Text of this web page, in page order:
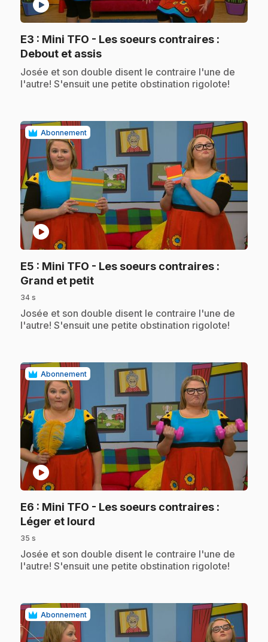
play_circle
E3 : Mini TFO - Les soeurs contraires :
Debout et assis.
.Josée et son double disent le contraire l'une de
l'autre! S'ensuit une petite obstination rigolote!
Abonnement
play_circle
E5 : Mini TFO - Les soeurs contraires :
Grand et petit.
34 s
.Josée et son double disent le contraire l'une de
l'autre! S'ensuit une petite obstination rigolote!
Abonnement
play_circle
E6 : Mini TFO - Les soeurs contraires :
Léger et lourd
35 s
.Josée et son double disent le contraire l'une de
l'autre! S'ensuit une petite obstination rigolote!
Abonnement